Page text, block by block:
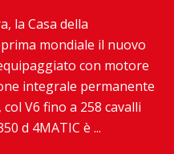
la Casa della
mondiale il nuovo
con motore
integrale permanente
col V6 fino a 258 cavalli
d 4MATIC è ...